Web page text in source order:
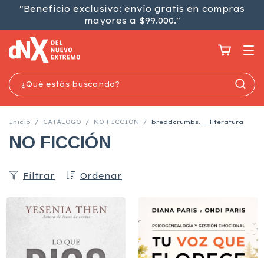
"Beneficio exclusivo: envío gratis en compras
mayores a $99.000."
Inicio / CATÁLOGO / NO FICCIÓN / breadcrumbs.__literatura
NO FICCIÓN
Ordenar
Filtrar